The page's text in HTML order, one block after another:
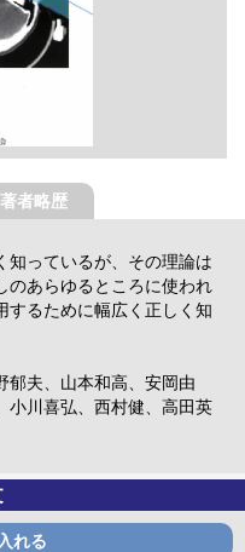
著者略歴
知っているが、その理論は
のあらゆるところに使われ
するために幅広く正しく知
郁夫、山本和高、安岡由
小川喜弘、西村健、高田英
れる